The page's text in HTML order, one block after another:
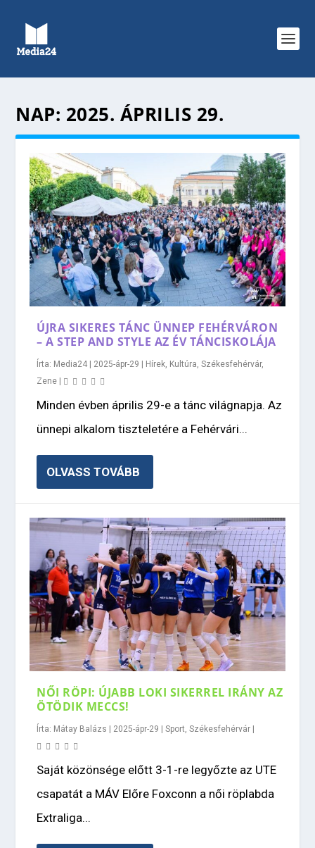
NAP: 2025. ÁPRILIS 29.
ÚJRA SIKERES TÁNC ÜNNEP FEHÉRVÁRON
– A STEP AND STYLE AZ ÉV TÁNCISKOLÁJA
Írta: Media24 | 2025-ápr-29 | Hírek Kultúra ,Székesfehérvár,
Zene |
Minden évben április 29-e a tánc világnapja. Az
ünnepi alkalom tiszteletére a Fehérvári...
OLVASS TOVÁBB
NŐI RÖPI: ÚJABB LOKI SIKERREL IRÁNY AZ
ÖTÖDIK MECCS!
Írta: Mátay Balázs | 2025-ápr-29 |Sport ,Székesfehérvár |
Saját közönsége előtt 3-1-re legyőzte az UTE
csapatát a MÁV Előre Foxconn a női röplabda
Extraliga...